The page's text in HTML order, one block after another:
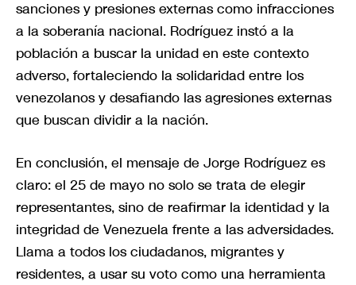
sanciones y presiones externas como infracciones
a la soberanía nacional. Rodríguez instó a la
población a buscar la unidad en este contexto
adverso, fortaleciendo la solidaridad entre los
venezolanos y desafiando las agresiones externas
que buscan dividir a la nación.
En conclusión, el mensaje de Jorge Rodríguez es
claro: el 25 de mayo no solo se trata de elegir
representantes, sino de reafirmar la identidad y la
integridad de Venezuela frente a las adversidades.
Llama a todos los ciudadanos, migrantes y
residentes, a usar su voto como una herramienta